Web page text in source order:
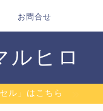
お問合せ
ルヒロ
ル」はこちら